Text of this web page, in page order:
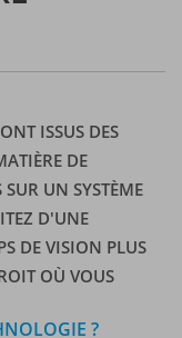
ISSUS DES
DE
UN SYSTÈME
D'UNE
DE VISION PLUS
OÙ VOUS
?